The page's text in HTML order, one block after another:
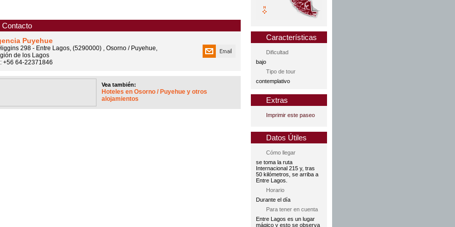
Contacto
Puyehue
298 - Entre Lagos, (5290000) , Osorno / Puyehue,
de los Lagos
+56 64-22371846
Vea también:
Hoteles en Osorno / Puyehue y otros
alojamientos
Características
Dificultad
bajo
Tipo de tour
contemplativo
Extras
Imprimir este paseo
Datos Útiles
Cómo llegar
se toma la ruta
Internacional 215 y, tras
50 kilómetros, se arriba a
Entre Lagos.
Horario
Durante el día
Para tener en cuenta
Entre Lagos es un lugar
mágico y esto se observa